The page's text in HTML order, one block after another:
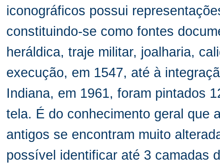
iconográficos possui
constituindo-se como fontes
heráldica, traje militar, joalharia,
execução, em 1547, até à
Indiana, em 1961, foram pintados
tela. É do conhecimento geral que
antigos se encontram muito
possível identificar até 3 camadas